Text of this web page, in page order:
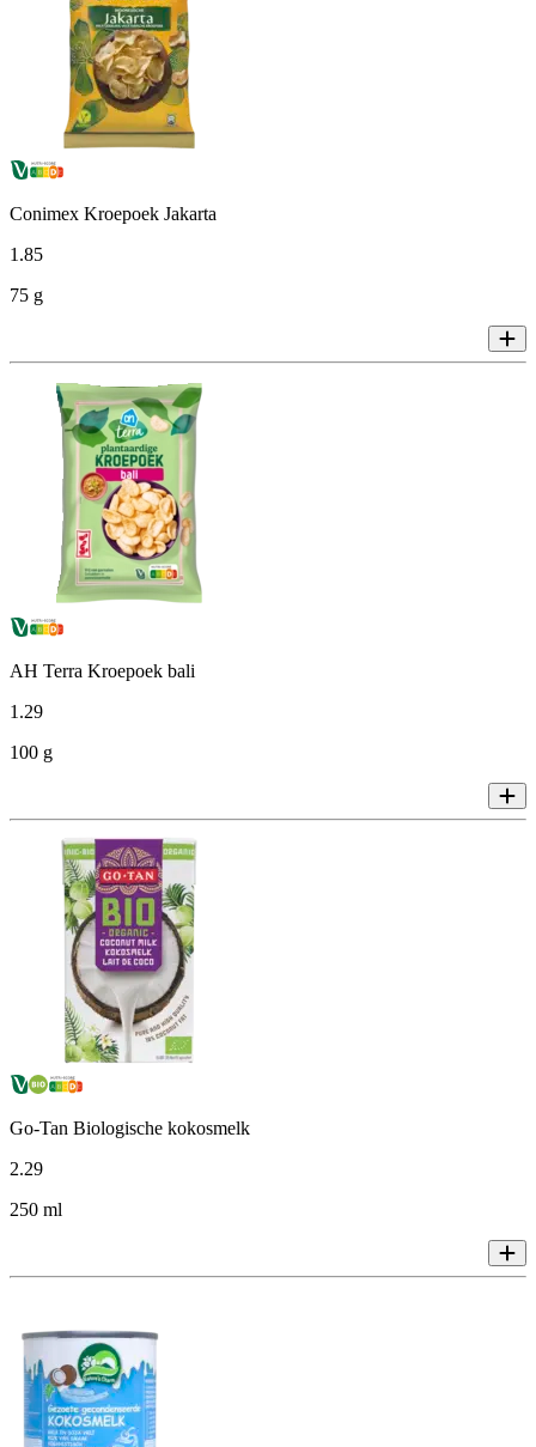
Conimex Kroepoek Jakarta
1.85
75 g
AH Terra Kroepoek bali
1.29
100 g
Go-Tan Biologische kokosmelk
2.29
250 ml